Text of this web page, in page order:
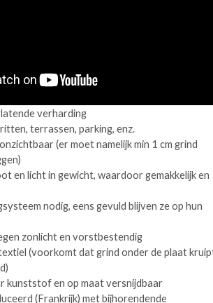
verharding
terrassen, parking, enz.
(er moet namelijk min 1 cm grind
en licht in gewicht, waardoor gemakkelijk en
nodig, eens gevuld blijven ze op hun
zonlicht en vorstbestendig
(voorkomt dat grind onder de plaat
kunststof en op maat versnijdbaar
(Frankrijk) met bijhorendende